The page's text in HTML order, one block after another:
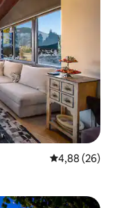
Gemiddelde
4,88 (26)